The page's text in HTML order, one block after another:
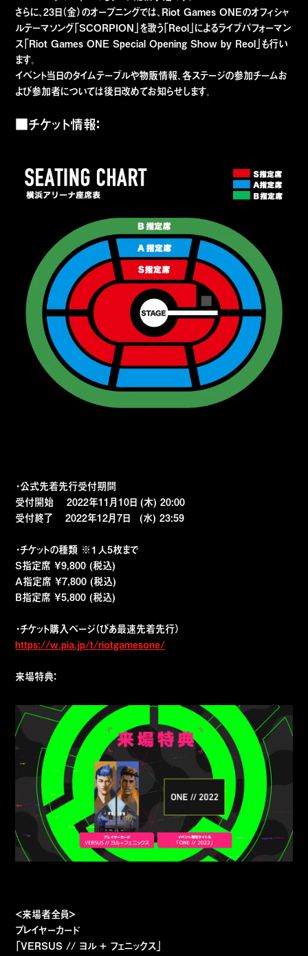
さらに、23日（金）のオープニングでは、Riot Games ONEのオフィシャ
ルテーマソング「SCORPION」を歌う「Reol」によるライブパフォーマン
ス「Riot Games ONE Special Opening Show by Reol」も行い
ます。
イベント当日のタイムテーブルや物販情報、各ステージの参加チームお
よび参加者については後日改めてお知らせします。
■チケット情報：
・公式先着先行受付期間
受付開始 2022年11月10日 (木) 20:00
受付終了 2022年12月7日 (水) 23:59
・チケットの種類 ※１人5枚まで
S指定席 ¥9,800 (税込)
A指定席 ¥7,800 (税込)
B指定席 ¥5,800 (税込)
・チケット購⼊ページ（ぴあ最速先着先行）
https://w.pia.jp/t/riotgamesone/
来場特典：
＜来場者全員＞
プレイヤーカード
「VERSUS // ヨル + フェニックス」